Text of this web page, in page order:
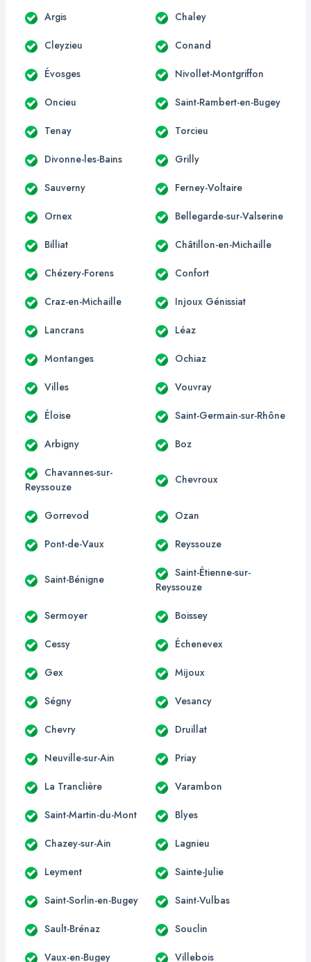
Argis Chaley
Cleyzieu Conand
Évosges Nivollet-Montgriffon
Oncieu Saint-Rambert-en-Bugey
Tenay Torcieu
Divonne-les-Bains Grilly
Sauverny Ferney-Voltaire
Ornex Bellegarde-sur-Valserine
Billiat Châtillon-en-Michaille
Chézery-Forens Confort
Craz-en-Michaille Injoux Génissiat
Lancrans Léaz
Montanges Ochiaz
Villes Vouvray
Éloise Saint-Germain-sur-Rhône
Arbigny Boz
Chavannes-sur-
Reyssouze
Chevroux
Gorrevod Ozan
Pont-de-Vaux Reyssouze
Saint-Bénigne
Saint-Étienne-sur-
Reyssouze
Sermoyer Boissey
Cessy Échenevex
Gex Mijoux
Ségny Vesancy
Chevry Druillat
Neuville-sur-Ain Priay
La Tranclière Varambon
Saint-Martin-du-Mont Blyes
Chazey-sur-Ain Lagnieu
Leyment Sainte-Julie
Saint-Sorlin-en-Bugey Saint-Vulbas
Sault-Brénaz Souclin
Vaux-en-Bugey Villebois